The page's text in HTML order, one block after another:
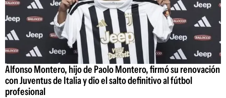
Alfonso Montero, hijo de Paolo Montero, firmó su renovación
con Juventus de Italia y dio el salto definitivo al fútbol
profesional